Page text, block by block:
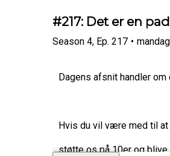
#217: Det er en
Season 4, Ep. 217 •
Dagens afsnit handler
Hvis du vil være med til
støtte os på 10er og